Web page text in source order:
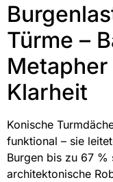
Türme –
Klarheit
Konische
funktional – sie
Burgen bis zu 67 %
architektonische